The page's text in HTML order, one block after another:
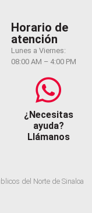
Horario de
atención
Lunes a Viernes:
08:00 AM – 4:00 PM
¿Necesitas
ayuda?
Llámanos
del Norte de Sinaloa